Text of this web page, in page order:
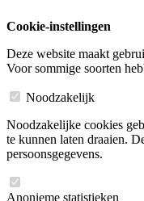
Cookie-instellingen
Deze website maakt
Voor sommige soorten
Noodzakelijk
Noodzakelijke cookies
te kunnen laten draaien.
persoonsgegevens.
Anonieme statistieken